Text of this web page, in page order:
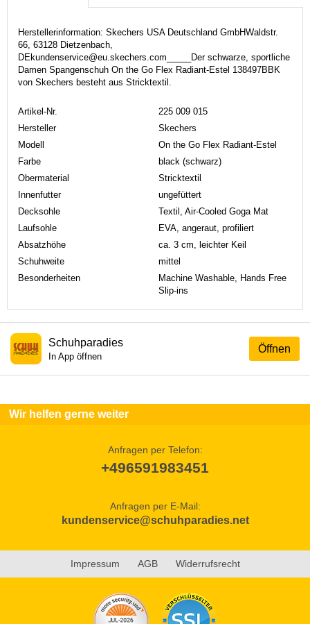
Herstellerinformation: Skechers USA Deutschland GmbHWaldstr.
66, 63128 Dietzenbach,
DEkundenservice@eu.skechers.com_____Der schwarze, sportliche
Damen Spangenschuh On the Go Flex Radiant-Estel 138497BBK
von Skechers besteht aus Stricktextil.
Artikel-Nr.
225 009 015
Hersteller
Skechers
Modell
On the Go Flex Radiant-Estel
Farbe
black (schwarz)
Obermaterial
Stricktextil
Innenfutter
ungefüttert
Decksohle
Textil, Air-Cooled Goga Mat
Laufsohle
EVA, angeraut, profiliert
Absatzhöhe
ca. 3 cm, leichter Keil
Schuhweite
mittel
Besonderheiten
Machine Washable, Hands Free
Slip-ins
Öffnen
Schuhparadies
In App öffnen
Wir helfen gerne weiter
Anfragen per Telefon:
+496591983451
Anfragen per E-Mail:
kundenservice@schuhparadies.net
Impressum AGB Widerrufsrecht